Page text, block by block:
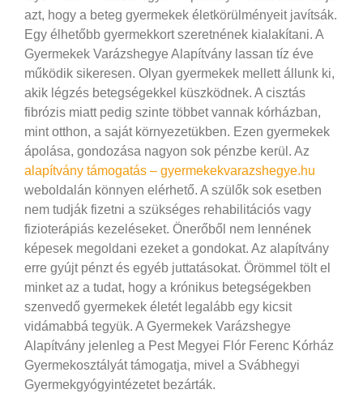
azt, hogy a beteg gyermekek életkörülményeit javítsák.
Egy élhetőbb gyermekkort szeretnének kialakítani. A
Gyermekek Varázshegye Alapítvány lassan tíz éve
működik sikeresen. Olyan gyermekek mellett állunk ki,
akik légzés betegségekkel küszködnek. A cisztás
fibrózis miatt pedig szinte többet vannak kórházban,
mint otthon, a saját környezetükben. Ezen gyermekek
ápolása, gondozása nagyon sok pénzbe kerül. Az
alapítvány támogatás – gyermekekvarazshegye.hu
weboldalán könnyen elérhető. A szülők sok esetben
nem tudják fizetni a szükséges rehabilitációs vagy
fizioterápiás kezeléseket. Önerőből nem lennének
képesek megoldani ezeket a gondokat. Az alapítvány
erre gyújt pénzt és egyéb juttatásokat. Örömmel tölt el
minket az a tudat, hogy a krónikus betegségekben
szenvedő gyermekek életét legalább egy kicsit
vidámabbá tegyük. A Gyermekek Varázshegye
Alapítvány jelenleg a Pest Megyei Flór Ferenc Kórház
Gyermekosztályát támogatja, mivel a Svábhegyi
Gyermekgyógyintézetet bezárták.